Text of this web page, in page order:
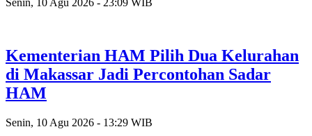
Kementerian HAM Pilih Dua Kelurahan
di Makassar Jadi Percontohan Sadar
HAM
Senin, 10 Agu 2026 - 13:29 WIB